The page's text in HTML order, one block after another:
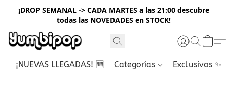
¡DROP SEMANAL -> CADA MARTES a las 21:00 descubre
todas las NOVEDADES en STOCK!
¡NUEVAS LLEGADAS! 🆕 Categorías Exclusivos ✨